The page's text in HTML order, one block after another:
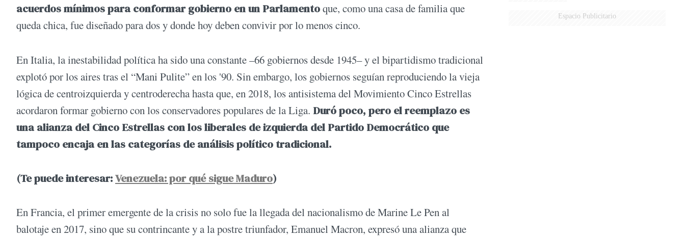
acuerdos mínimos para conformar gobierno en un Parlamentoque, como una casa de familia que
queda chica, fue diseñado para dos y donde hoy deben convivir por lo menos cinco.
En Italia, la inestabilidad política ha sido una constante –66 gobiernos desde 1945– y el bipartidismo tradicional
explotó por los aires tras el “Mani Pulite” en los '90. Sin embargo, los gobiernos seguían reproduciendo la vieja
lógica de centroizquierda y centroderecha hasta que, en 2018, los antisistema del Movimiento Cinco Estrellas
acordaron formar gobierno con los conservadores populares de la Liga. Duró poco, pero el reemplazo es
una alianza del Cinco Estrellas con los liberales de izquierda del Partido Democrático que
tampoco encaja en las categorías de análisis político tradicional.
(Te puede interesar:Venezuela: por qué sigue Maduro)
En Francia, el primer emergente de la crisis no solo fue la llegada del nacionalismo de Marine Le Pen al
balotaje en 2017, sino que su contrincante y a la postre triunfador, Emanuel Macron, expresó una alianza que
Espacio Publicitario